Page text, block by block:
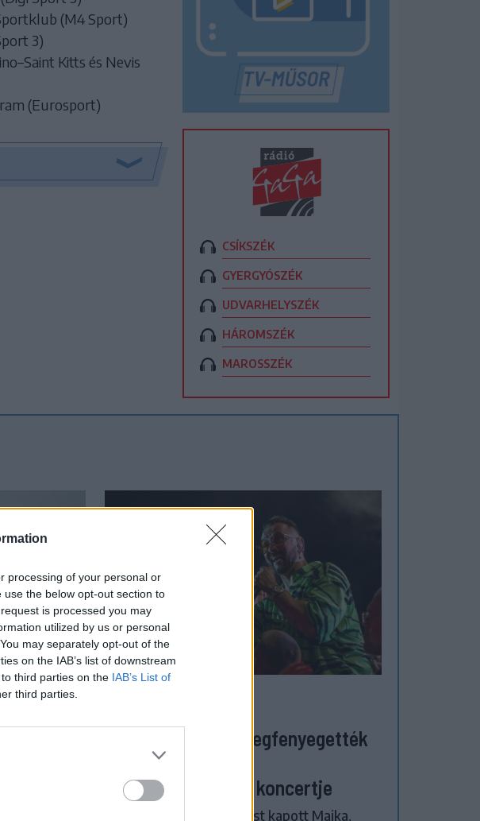
processing of your personal or
the below opt-out section to
is processed you may
utilized by us or personal
may separately opt-out of the
on the IAB’s list of downstream
third parties on the IAB’s List of
third parties.
(M4 Sport)
3)
Kitts és Nevis
(Eurosport)
CSÍKSZÉK
GYERGYÓSZÉK
UDVARHELYSZÉK
HÁROMSZÉK
MAROSSZÉK
a Sepsi
aki
Életveszélyesen megfenyegették
Majkát, elmarad a
sepsiszentgyörgyi koncertje
Életveszélyes fenyegetést kapott Majka,